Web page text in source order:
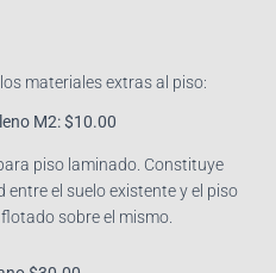
materiales extras al piso:
M2:$10.00
piso laminado. Constituye
entre el suelo existente y el piso
sobre el mismo.